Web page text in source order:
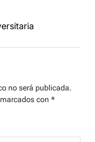
no será publicada.
con *